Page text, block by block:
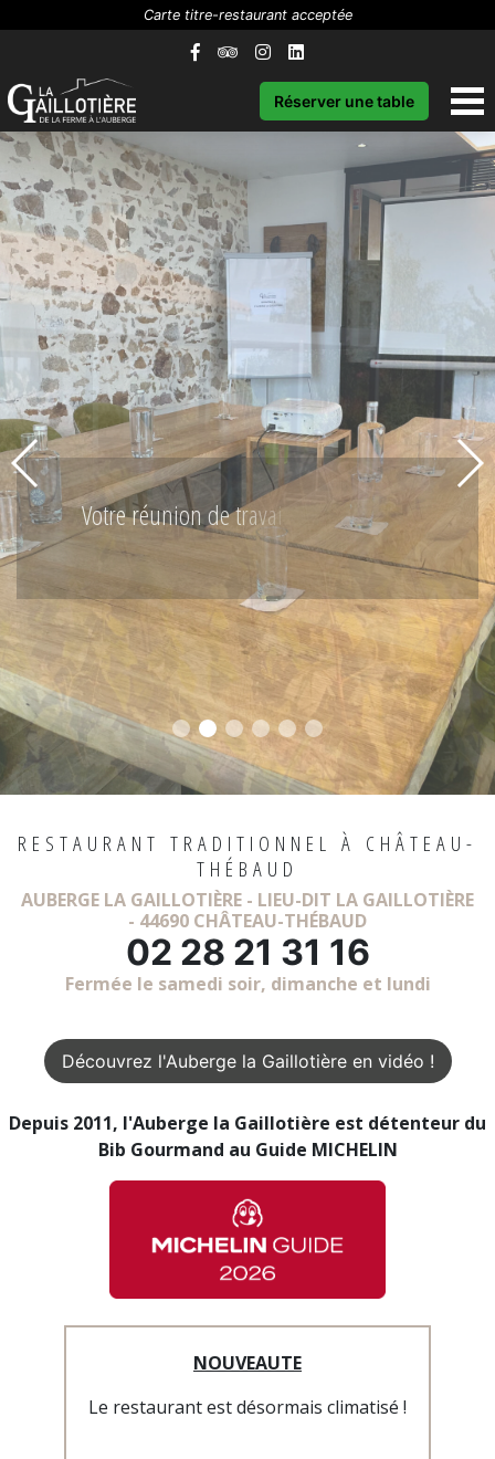
Carte titre-restaurant acceptée
Réserver une table
ENTREPRISES
Votre réunion de travail au milieu des
vignes !
En savoir +
RESTAURANT TRADITIONNEL À CHÂTEAU-
THÉBAUD
AUBERGE LA GAILLOTIÈRE - LIEU-DIT LA GAILLOTIÈRE
- 44690 CHÂTEAU-THÉBAUD
02 28 21 31 16
Fermée le samedi soir, dimanche et lundi
Découvrez l'Auberge la Gaillotière en vidéo !
Depuis 2011, l'Auberge la Gaillotière est détenteur du
Bib Gourmand au Guide MICHELIN
NOUVEAUTE
Le restaurant est désormais climatisé !